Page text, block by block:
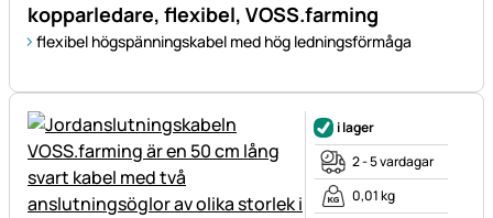
kopparledare, flexibel, VOSS.farming
flexibel högspänningskabel med hög ledningsförmåga
i lager
2 - 5 vardagar
0,01 kg